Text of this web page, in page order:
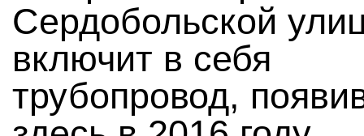
Сердобольской
включит в себя
трубопровод,